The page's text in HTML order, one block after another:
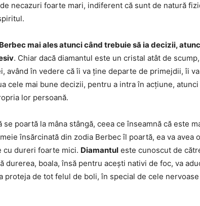
necazuri foarte mari, indiferent că sunt de natură
mai ales atunci când trebuie să ia decizii,
. Chiar dacă diamantul este un cristal atât de
având în vedere că îi va ține departe de primejdii, îi
cele mai bune decizii, pentru a intra în acțiune,
lor persoană.
poartă la mâna stângă, ceea ce înseamnă că este
însărcinată din zodia Berbec îl poartă, ea va avea
cu dureri foarte mici. Diamantul este cunoscut de
durerea, boala, însă pentru acești nativi de foc, va
proteja de tot felul de boli, în special de cele